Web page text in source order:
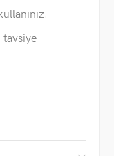
tavsiye